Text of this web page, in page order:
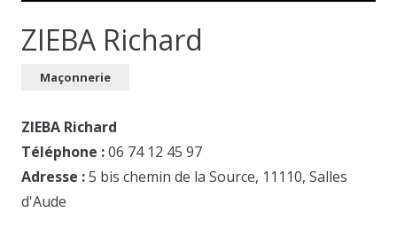
ZIEBA Richard
Maçonnerie
ZIEBA Richard
Téléphone :06 74 12 45 97
Adresse :5 bis chemin de la Source, 11110, Salles
d'Aude